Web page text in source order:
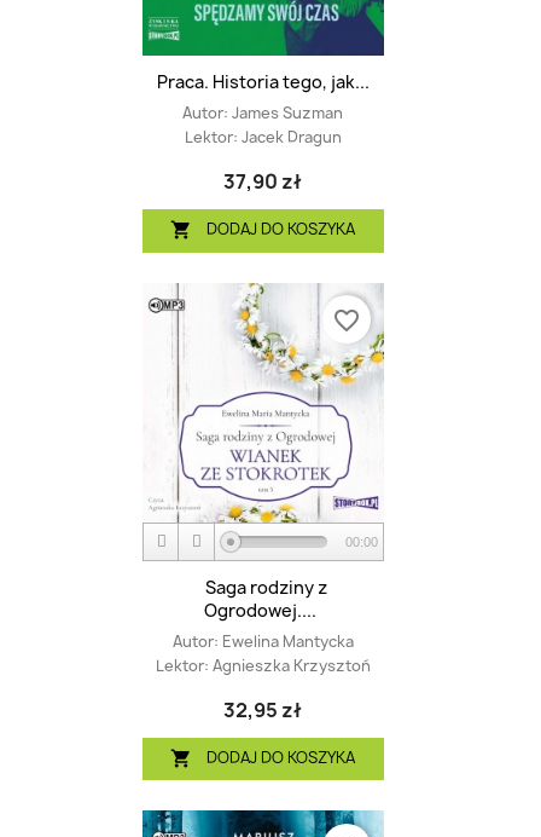
Praca. Historia tego, jak...
Autor: James Suzman
Lektor: Jacek Dragun
37,90 zł
 DODAJ DO KOSZYKA
00:00
Saga rodziny z
Ogrodowej....
Autor: Ewelina Mantycka
Lektor: Agnieszka Krzysztoń
32,95 zł
 DODAJ DO KOSZYKA
favorite_border